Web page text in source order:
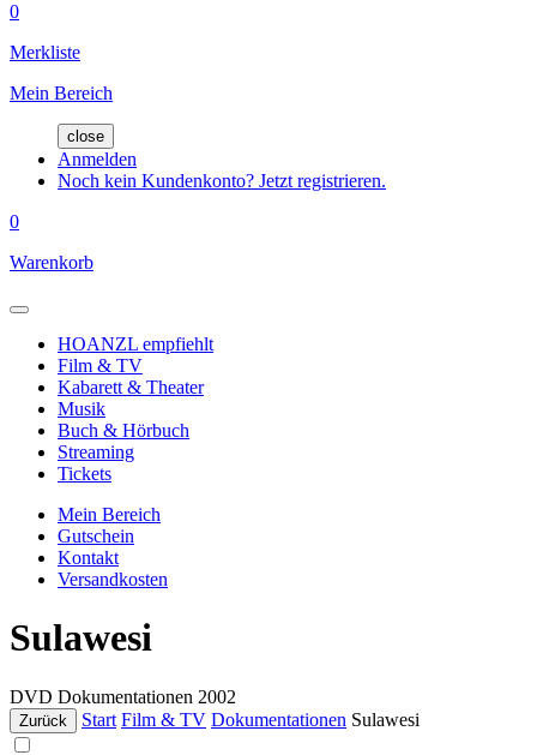
0
Merkliste
Mein Bereich
close
Anmelden
Noch kein Kundenkonto? Jetzt registrieren.
0
Warenkorb
HOANZL empfiehlt
Film & TV
Kabarett & Theater
Musik
Buch & Hörbuch
Streaming
Tickets
Mein Bereich
Gutschein
Kontakt
Versandkosten
Sulawesi
DVD Dokumentationen 2002
Zurück Start Film & TV Dokumentationen Sulawesi